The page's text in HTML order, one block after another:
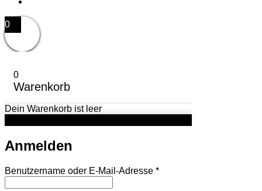
0
0
Warenkorb
Dein Warenkorb ist leer
Anmelden
Benutzername oder E-Mail-Adresse *Erforderlich